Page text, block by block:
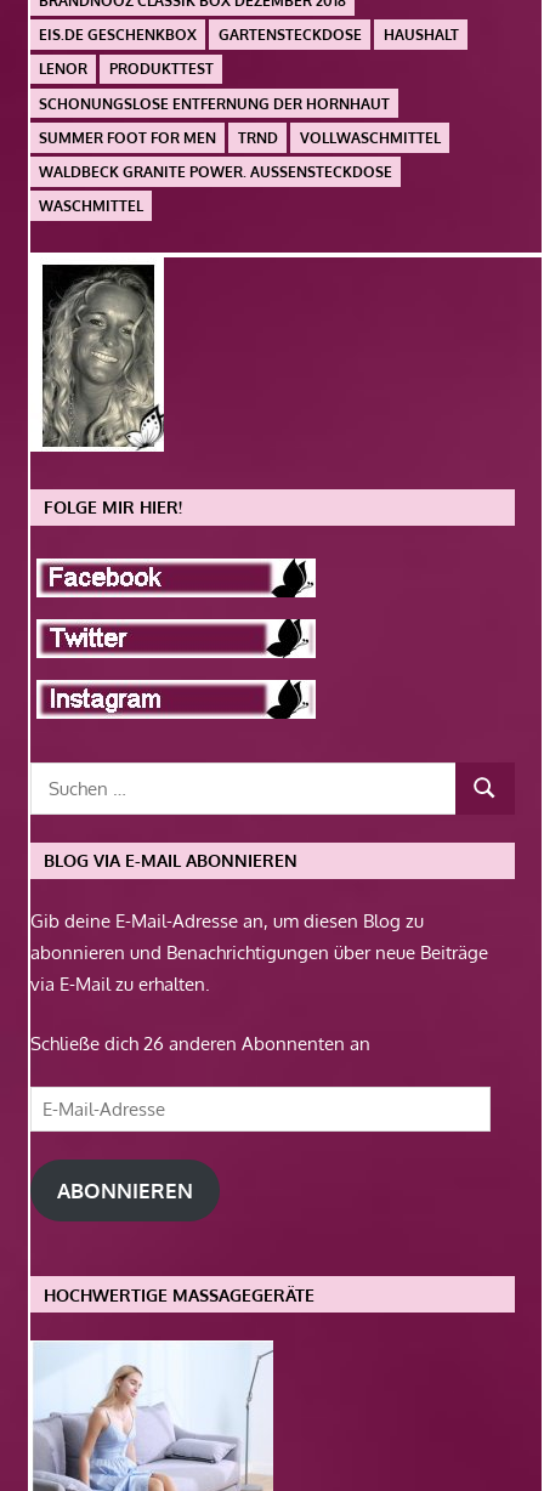
EIS.DE GESCHENKBOX
GARTENSTECKDOSE
HAUSHALT
LENOR
PRODUKTTEST
SCHONUNGSLOSE ENTFERNUNG DER HORNHAUT
SUMMER FOOT FOR MEN
TRND
VOLLWASCHMITTEL
WALDBECK GRANITE POWER. AUSSENSTECKDOSE
WASCHMITTEL
FOLGE MIR HIER!
BLOG VIA E-MAIL ABONNIEREN
Gib deine E-Mail-Adresse an, um diesen Blog zu
abonnieren und Benachrichtigungen über neue Beiträge
via E-Mail zu erhalten.
Schließe dich 26 anderen Abonnenten an
E-
Mail-
Adresse
ABONNIEREN
HOCHWERTIGE MASSAGEGERÄTE